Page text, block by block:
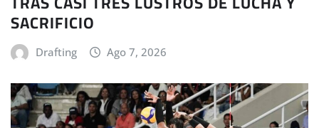
SACRIFICIO
Drafting Ago 7, 2026